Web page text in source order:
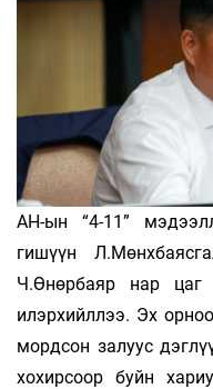
АН-ын “4-11”
гишүүн
Ч.Өнөрбаяр нар цаг
илэрхийллээ. Эх
мордсон залуус
хохирсоор буйн